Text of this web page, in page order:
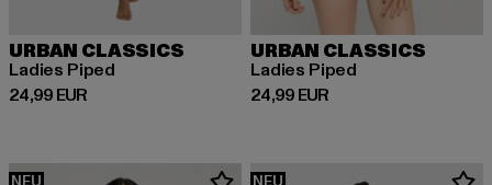
URBAN CLASSICS
Ladies Piped
24,99 EUR
Derzeitiger Preis: 24,99 EUR
URBAN CLASSICS
Ladies Piped
24,99 EUR
Derzeitiger Preis: 24,99 EUR